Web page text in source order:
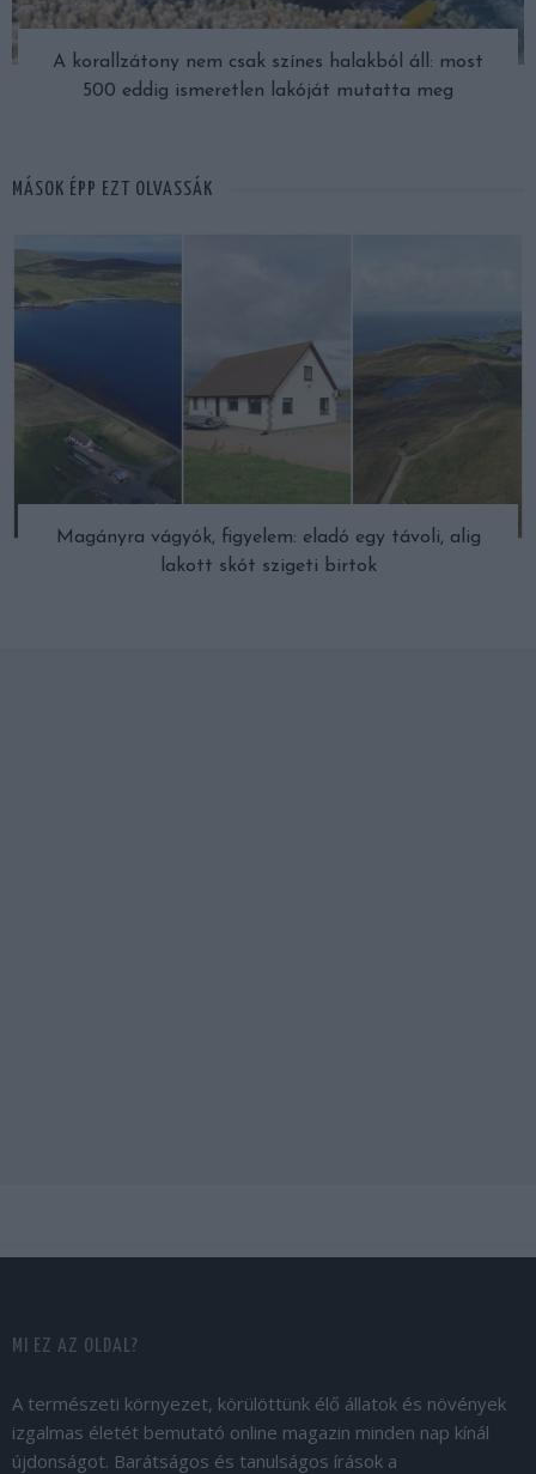
A korallzátony nem csak színes halakból áll: most
500 eddig ismeretlen lakóját mutatta meg
MÁSOK ÉPP EZT OLVASSÁK
Magányra vágyók, figyelem: eladó egy távoli, alig
lakott skót szigeti birtok
MI EZ AZ OLDAL?
A természeti környezet, körülöttünk élő állatok és növények
izgalmas életét bemutató online magazin minden nap kínál
újdonságot. Barátságos és tanulságos írások a